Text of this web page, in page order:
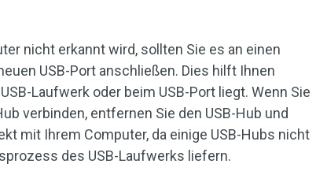
nicht erkannt wird, sollten Sie es an einen
USB-Port anschließen. Dies hilft Ihnen
Laufwerk oder beim USB-Port liegt. Wenn Sie
verbinden, entfernen Sie den USB-Hub und
mit Ihrem Computer, da einige USB-Hubs nicht
des USB-Laufwerks liefern.